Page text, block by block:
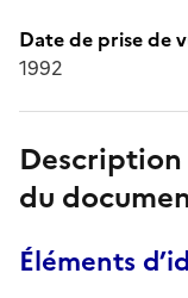
Date de prise de
1992
du
Éléments